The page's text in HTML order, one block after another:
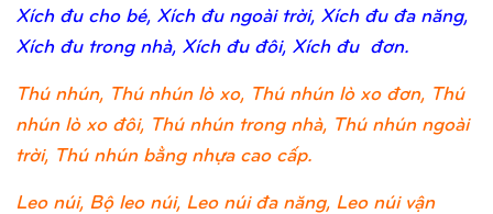
Xích đu cho bé, Xích đu ngoài trời, Xích đu đa năng,
Xích đu trong nhà, Xích đu đôi, Xích đu đơn.
Thú nhún, Thú nhún lò xo, Thú nhún lò xo đơn, Thú
nhún lò xo đôi, Thú nhún trong nhà, Thú nhún ngoài
trời, Thú nhún bằng nhựa cao cấp.
Leo núi, Bộ leo núi, Leo núi đa năng, Leo núi vận